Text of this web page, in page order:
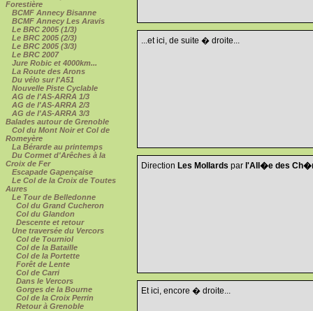
Forestière
BCMF Annecy Bisanne
BCMF Annecy Les Aravis
Le BRC 2005 (1/3)
Le BRC 2005 (2/3)
Le BRC 2005 (3/3)
Le BRC 2007
Jure Robic et 4000km...
La Route des Arons
Du vélo sur l'A51
Nouvelle Piste Cyclable
AG de l'AS-ARRA 1/3
AG de l'AS-ARRA 2/3
AG de l'AS-ARRA 3/3
Balades autour de Grenoble
Col du Mont Noir et Col de
Romeyère
La Bérarde au printemps
Du Cormet d'Arêches à la
Croix de Fer
Escapade Gapençaise
Le Col de la Croix de Toutes
Aures
Le Tour de Belledonne
Col du Grand Cucheron
Col du Glandon
Descente et retour
Une traversée du Vercors
Col de Tourniol
Col de la Bataille
Col de la Portette
Forêt de Lente
Col de Carri
Dans le Vercors
Gorges de la Bourne
Col de la Croix Perrin
Retour à Grenoble
...et ici, de suite � droite...
Direction Les Mollards par l'All�e des
Et ici, encore � droite...